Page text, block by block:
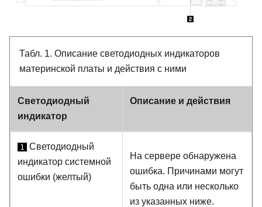
Табл. 1. Описание светодиодных индикаторов
материнской платы и действия с ними
Светодиодный
индикатор
Описание и действия
1
Светодиодный
индикатор системной
ошибки (желтый)
На сервере обнаружена
ошибка. Причинами могут
быть одна или несколько
из указанных ниже.